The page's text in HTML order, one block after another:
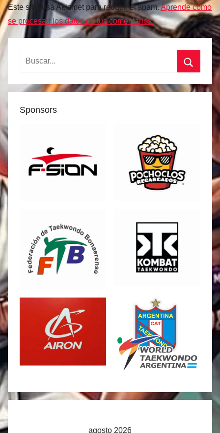
Este sitio usa Akismet para reducir el spam.Aprende cómo
se procesan los datos de tus comentarios.
Buscar:
Buscar
Sponsors
agosto 2026